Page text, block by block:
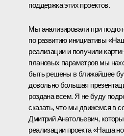
поддержка этих проектов.
Мы анализировали при
по развитию инициативы
реализации и получили
плановых параметров мы
быть решены в ближайшее
довольно большая
роздана всем. Я не буду
сказать, что мы движемся в
Дмитрий Анатольевич,
реализации проекта «Наша